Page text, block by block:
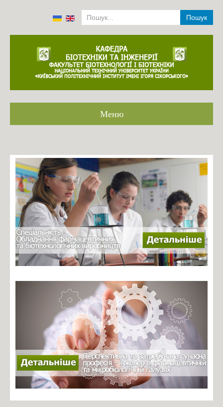
Пошук
Меню
Громадське обговорення ОП
Співробітники кафедри 2001-2022
Історія
Аналіз роботи кафедри 2014-2019
Положення про структурний підрозділ
Міжнародне партнерство
Матеріально-технічне забезпечення кафедри
НАВЧАЛЬНА ЛАБОРАТОРІЯ
Гордість Кафедри
Українські партнери
Моделювання в ANSYS і Comsol multiphysics
Інжиніринг в КОМПАС-3D та SolidWorks
Майбутні фахівці
Фотогалерея фармацевтичного та біотехнологічного
обладнання
Кодекс честі НТУУ "КПІ"